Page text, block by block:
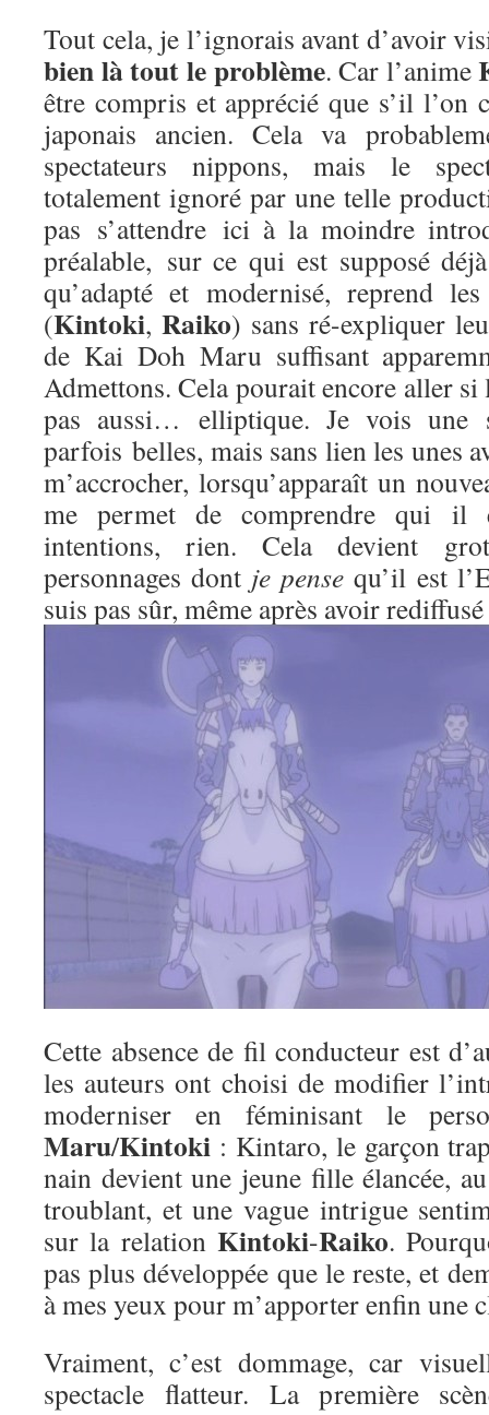
Tout cela, je l’ignorais avant d’avoir
bien là tout le problème. Car l’anime
être compris et apprécié que s’il
japonais ancien. Cela va
spectateurs nippons, mais le
totalement ignoré par une telle
pas s’attendre ici à la moindre
préalable, sur ce qui est supposé
qu’adapté et modernisé, reprend les
(Kintoki, Raiko) sans ré-expliquer
de Kai Doh Maru suffisant
Admettons. Cela pourait encore aller si
pas aussi… elliptique. Je vois une
parfois belles, mais sans lien les unes
m’accrocher, lorsqu’apparaît un
me permet de comprendre qui il
intentions, rien. Cela devient
personnages dont je pense qu’il est
suis pas sûr, même après avoir
Cette absence de fil conducteur est
les auteurs ont choisi de modifier
moderniser en féminisant le
Maru/Kintoki : Kintaro, le garçon
nain devient une jeune fille élancée,
troublant, et une vague intrigue
sur la relation Kintoki-Raiko.
pas plus développée que le reste, et
à mes yeux pour m’apporter enfin une
Vraiment, c’est dommage, car
spectacle flatteur. La première